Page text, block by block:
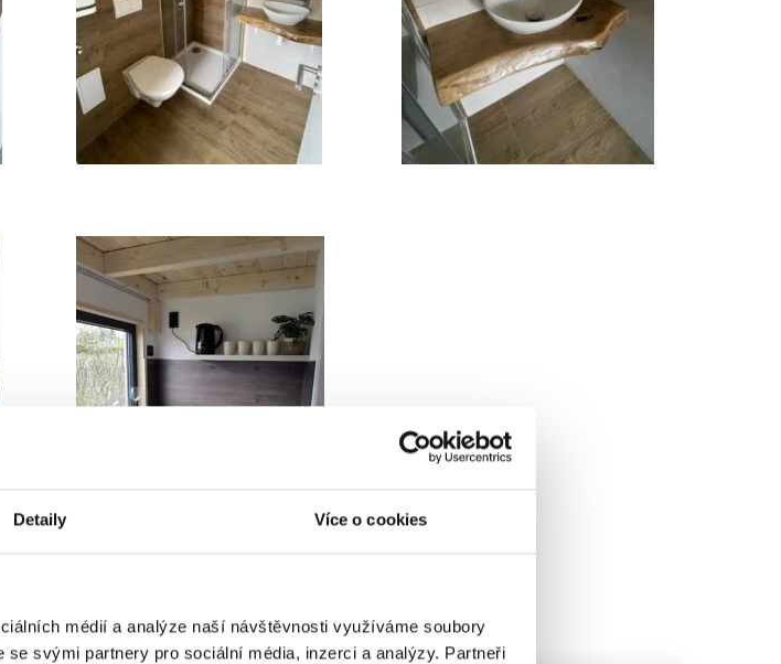
Detaily Více o cookies
médií a analýze naší návštěvnosti využíváme soubory
svými partnery pro sociální média, inzerci a analýzy. Partneři